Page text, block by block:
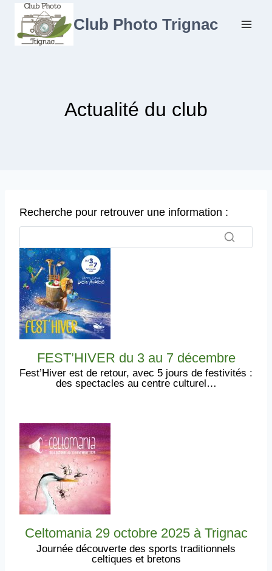
contenu
Club Photo Trignac
Actualité du club
Recherche pour retrouver une information :
FEST’HIVER du 3 au 7 décembre
Fest’Hiver est de retour, avec 5 jours de festivités :
des spectacles au centre culturel…
Celtomania 29 octobre 2025 à Trignac
Journée découverte des sports traditionnels
celtiques et bretons